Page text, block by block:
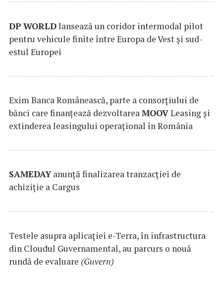
DP WORLDlansează un coridor intermodal pilot
pentru vehicule finite între Europa de Vest și sud-
estul Europei
Exim Banca Românească, parte a consorțiului de
bănci care finanțează dezvoltareaMOOVLeasing și
extinderea leasingului operațional în România
SAMEDAYanunță finalizarea tranzacției de
achiziție a Cargus
Testele asupra aplicaţiei e-Terra, în infrastructura
din Cloudul Guvernamental, au parcurs o nouă
rundă de evaluare (Guvern)